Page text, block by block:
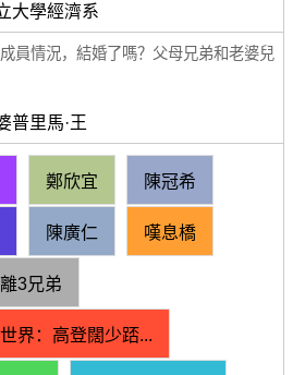
大學經濟系
員情況，結婚了嗎？父母兄弟和老婆兒
普里馬·王
鄭欣宜 陳冠希
陳廣仁 嘆息橋
3兄弟
界：高登闊少踎...